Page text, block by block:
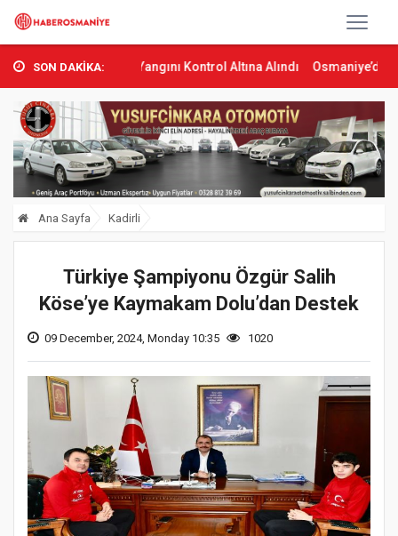
SON DAKİKA:
Orman Yangını Kontrol Altına Alındı Osmaniye’de Tren
Ana Sayfa Kadirli
Türkiye Şampiyonu Özgür Salih
Köse’ye Kaymakam Dolu’dan Destek
09 December, 2024, Monday 10:35 1020